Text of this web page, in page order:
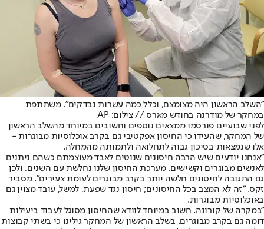
"השלב הראשון היה מצומצם, וכלל כמה עשרות נבדקים". משתתפת
במחקר של מודרנה בחודש מארס // צילום: AP
לפני שבועיים פורסמו ממצאים נוספים וחשובים במיוחד מהשלב הראשון
של המחקר, שהעידו כי החיסון אפקטיבי גם בקרב אוכלוסיות מבוגרות -
אלו שנמצאות בסיכון גבוה לתחלואה ולתמותה מהמחלה.
"אנחנו יודעים שיש הרבה חיסונים שנוטים לאבד מעוצמתם כשהם ניתנים
לאנשים מבוגרים וקשישים. מערכת החיסון שלנו נחלשת עם השנים, ולכן
גם התגובה לחיסונים חלשה יותר בקרב מבוגרים לעומת צעירים", מסביר
זקס. "זה לא המצב בכל החיסונים; חיסון נגד שפעת, למשל, עובד מצוין גם
באוכלוסיות מבוגרות.
"במקרה של קורונה, חשוב במיוחד לוודא שהחיסון מסוגל לעבוד ביעילות
דומה גם בקרב מבוגרים. בשלב הראשון של המחקר גילינו כי בשתי קבוצות